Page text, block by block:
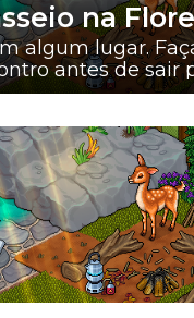
na
algum lugar.
antes de sair
de coleta de i...